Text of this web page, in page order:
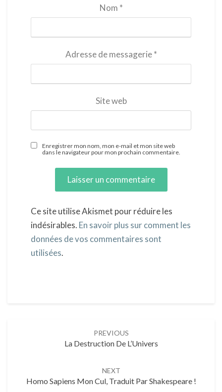
Nom *
Adresse de messagerie*
Site web
Enregistrer mon nom, mon e-mail et mon site web
dans le navigateur pour mon prochain commentaire.
Ce site utilise Akismet pour réduire les
indésirables. En savoir plus sur comment les
données de vos commentaires sont
utilisées.
PREVIOUS
La Destruction De L’Univers
NEXT
Homo Sapiens Mon Cul, Traduit Par Shakespeare !